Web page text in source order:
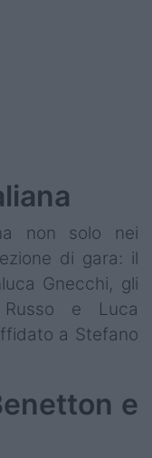
non solo nei
di gara: il
Gnecchi, gli
Russo e Luca
a Stefano
e